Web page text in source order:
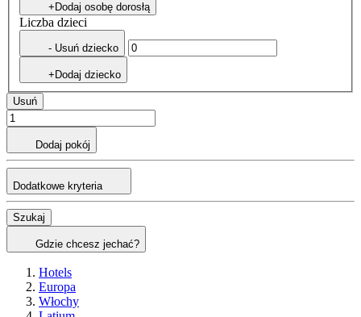
+Dodaj osobę dorosłą
Liczba dzieci
- Usuń dziecko
+Dodaj dziecko
Usuń
Dodaj pokój
Dodatkowe kryteria
Szukaj
Gdzie chcesz jechać?
Hotels
Europa
Włochy